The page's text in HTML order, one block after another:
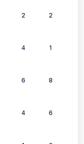
2 2
4 1
6 8
4 6